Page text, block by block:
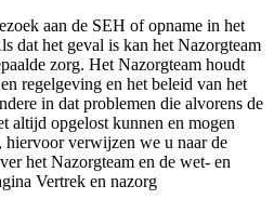
aan de SEH of opname in het
dat het geval is kan het Nazorgteam
zorg. Het Nazorgteam houdt
regelgeving en het beleid van het
in dat problemen die alvorens de
altijd opgelost kunnen en mogen
verwijzen we u naar de
het Nazorgteam en de wet- en
Vertrek en nazorg